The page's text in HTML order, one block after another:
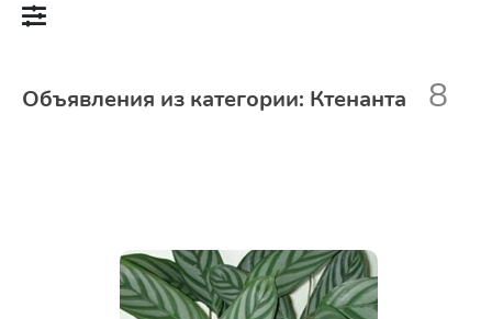
Объявления из категории: Ктенанта 8